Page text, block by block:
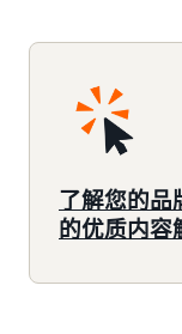
了解您的品
的优质内容